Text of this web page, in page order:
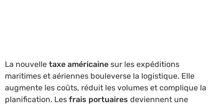
La nouvelle taxe américaine sur les expéditions
maritimes et aériennes bouleverse la logistique. Elle
augmente les coûts, réduit les volumes et complique la
planification. Les frais portuaires deviennent une